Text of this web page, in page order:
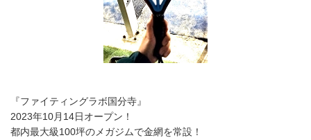
『ファイティングラボ国分寺』
2023年10月14日オープン！
都内最大級100坪のメガジムで金網を常設！